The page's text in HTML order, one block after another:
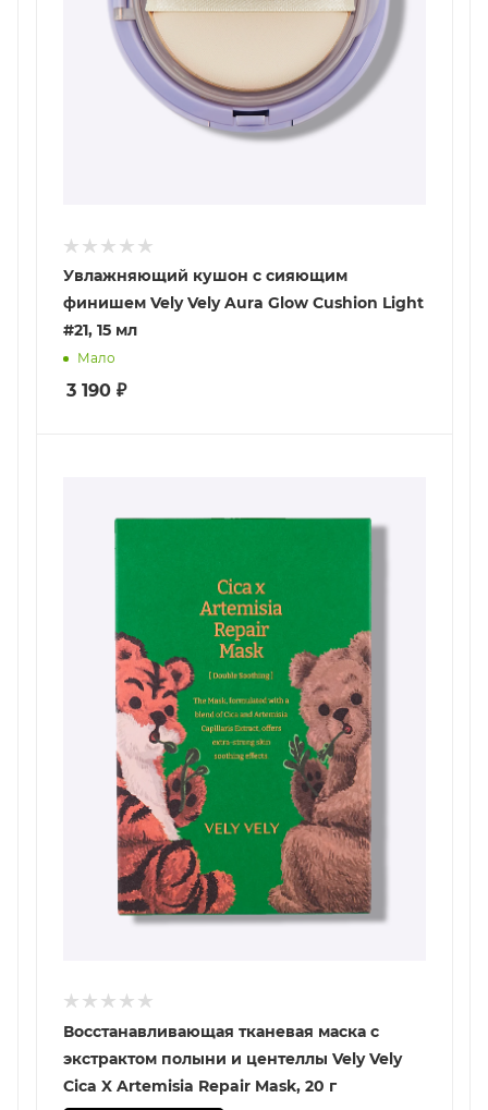
Увлажняющий кушон с сияющим
финишем Vely Vely Aura Glow Cushion Light
#21, 15 мл
Мало
3 190 ₽
Восстанавливающая тканевая маска с
экстрактом полыни и центеллы Vely Vely
Cica X Artemisia Repair Mask, 20 г